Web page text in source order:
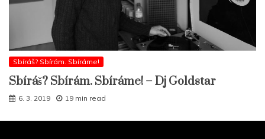
Sbíráš? Sbírám. Sbíráme!
Sbíráš? Sbírám. Sbíráme! – Dj Goldstar
6. 3. 2019 19 min read